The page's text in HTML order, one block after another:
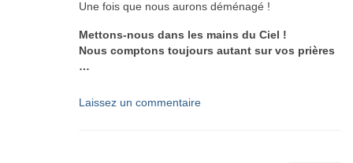
Une fois que nous aurons déménagé !
Mettons-nous dans les mains du Ciel !
Nous comptons toujours autant sur vos prières
…
Laissez un commentaire